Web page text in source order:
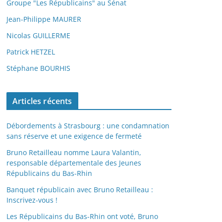
Groupe "Les Républicains" au Sénat
Jean-Philippe MAURER
Nicolas GUILLERME
Patrick HETZEL
Stéphane BOURHIS
Articles récents
Débordements à Strasbourg : une condamnation
sans réserve et une exigence de fermeté
Bruno Retailleau nomme Laura Valantin,
responsable départementale des Jeunes
Républicains du Bas-Rhin
Banquet républicain avec Bruno Retailleau :
Inscrivez-vous !
Les Républicains du Bas-Rhin ont voté, Bruno